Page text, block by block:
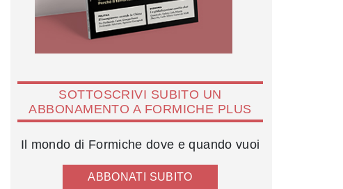
SOTTOSCRIVI SUBITO UN
ABBONAMENTO A FORMICHE PLUS
Il mondo di Formiche dove e quando vuoi
ABBONATI SUBITO